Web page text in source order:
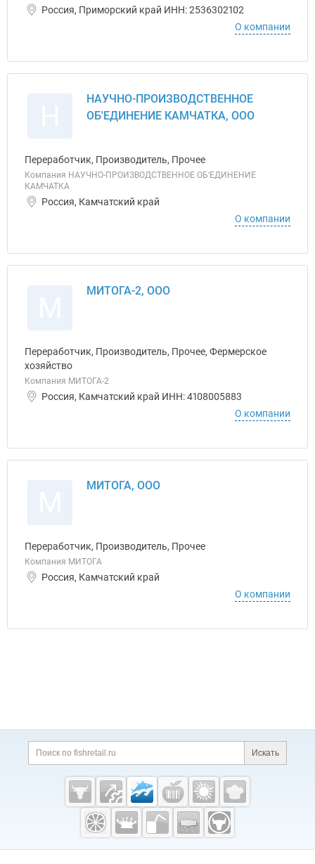
Россия, Приморский край ИНН: 2536302102
О компании
НАУЧНО-ПРОИЗВОДСТВЕННОЕ
ОБ'ЕДИНЕНИЕ КАМЧАТКА, ООО
Переработчик, Производитель, Прочее
Компания НАУЧНО-ПРОИЗВОДСТВЕННОЕ ОБ'ЕДИНЕНИЕ
КАМЧАТКА
Россия, Камчатский край
О компании
МИТОГА-2, ООО
Переработчик, Производитель, Прочее, Фермерское
хозяйство
Компания МИТОГА-2
Россия, Камчатский край ИНН: 4108005883
О компании
МИТОГА, ООО
Переработчик, Производитель, Прочее
Компания МИТОГА
Россия, Камчатский край
О компании
Дополнительная информация
Поиск по сайту и
Искать
Cсылки на полезные проекты
Fishretail.ru —
рыба,
морепродукты